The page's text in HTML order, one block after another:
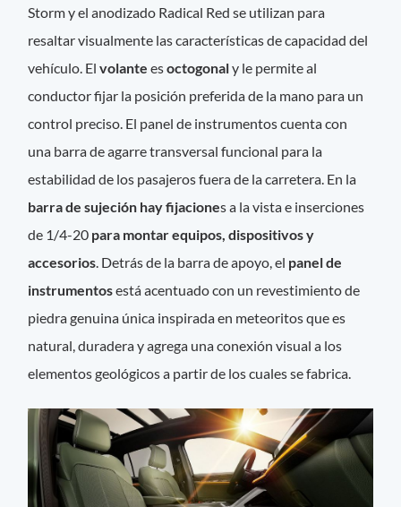
Storm y el anodizado Radical Red se utilizan para
resaltar visualmente las características de capacidad del
vehículo. Elvolante esoctogonaly le permite al
conductor fijar la posición preferida de la mano para un
control preciso. El panel de instrumentos cuenta con
una barra de agarre transversal funcional para la
estabilidad de los pasajeros fuera de la carretera. En la
barra de sujeción hay fijaciones a la vista e inserciones
de 1/4-20 para montar equipos, dispositivos y
accesorios . Detrás de la barra de apoyo, el panel de
instrumentosestá acentuado con un revestimiento de
piedra genuina única inspirada en meteoritos que es
natural, duradera y agrega una conexión visual a los
elementos geológicos a partir de los cuales se fabrica.